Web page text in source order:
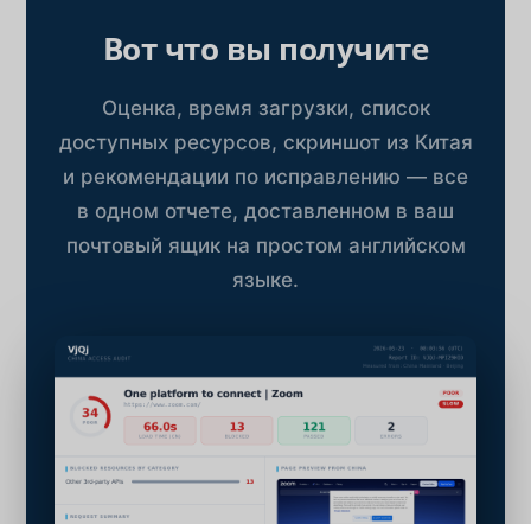
Вот что вы получите
Оценка, время загрузки, список
доступных ресурсов, скриншот из Китая
и рекомендации по исправлению — все
в одном отчете, доставленном в ваш
почтовый ящик на простом английском
языке.